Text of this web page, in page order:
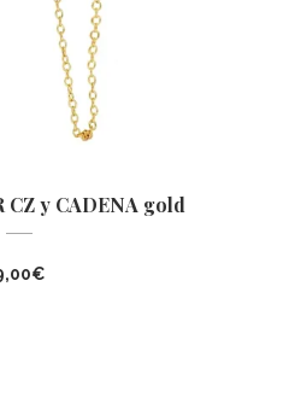
CZ y CADENA gold
€